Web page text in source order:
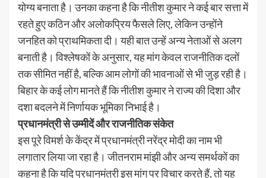
योग्य बनाता है। उनका कहना है कि नीतीश कुमार ने कई बार सत्ता में
रहते हुए कठिन और अलोकप्रिय फैसले लिए, लेकिन उन्होंने
जनहित को प्राथमिकता दी। यही बात उन्हें अन्य नेताओं से अलग
बनाती है। विश्लेषकों के अनुसार, यह मांग केवल राजनीतिक दलों
तक सीमित नहीं है, बल्कि आम लोगों की भावनाओं से भी जुड़ रही है।
बिहार के कई लोग मानते हैं कि नीतीश कुमार ने राज्य की दिशा और
दशा बदलने में निर्णायक भूमिका निभाई है।
प्रधानमंत्री से उम्मीदें और राजनीतिक संकेत
इस पूरे विमर्श के केंद्र में प्रधानमंत्री नरेंद्र मोदी का नाम भी
लगातार लिया जा रहा है। जीतनराम मांझी और अन्य समर्थकों का
कहना है कि यदि प्रधानमंत्री इस मांग पर विचार करते हैं, तो यह